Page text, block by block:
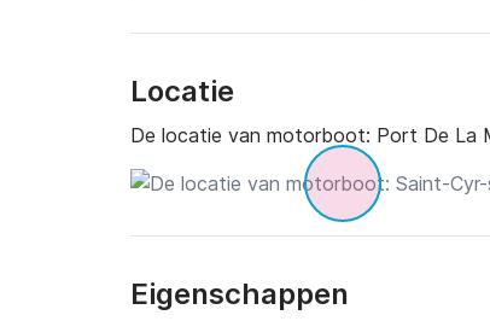
Locatie
De locatie van motorboot: Port De La
Eigenschappen